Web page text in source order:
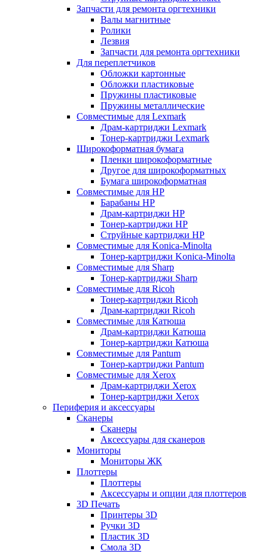
Запчасти для ремонта оргтехники
Валы магнитные
Ролики
Лезвия
Запчасти для ремонта оргтехники
Для переплетчиков
Обложки картонные
Обложки пластиковые
Пружины пластиковые
Пружины металлические
Совместимые для Lexmark
Драм-картриджи Lexmark
Тонер-картриджи Lexmark
Широкоформатная бумага
Пленки широкоформатные
Другое для широкоформатных
Бумага широкоформатная
Совместимые для HP
Барабаны HP
Драм-картриджи HP
Тонер-картриджи HP
Струйные картриджи HP
Совместимые для Konica-Minolta
Тонер-картриджи Konica-Minolta
Совместимые для Sharp
Тонер-картриджи Sharp
Совместимые для Ricoh
Тонер-картриджи Ricoh
Драм-картриджи Ricoh
Совместимые для Катюша
Драм-картриджи Катюша
Тонер-картриджи Катюша
Совместимые для Pantum
Тонер-картриджи Pantum
Совместимые для Xerox
Драм-картриджи Xerox
Тонер-картриджи Xerox
Периферия и аксессуары
Сканеры
Сканеры
Аксессуары для сканеров
Мониторы
Мониторы ЖК
Плоттеры
Плоттеры
Аксессуары и опции для плоттеров
3D Печать
Принтеры 3D
Ручки 3D
Пластик 3D
Смола 3D